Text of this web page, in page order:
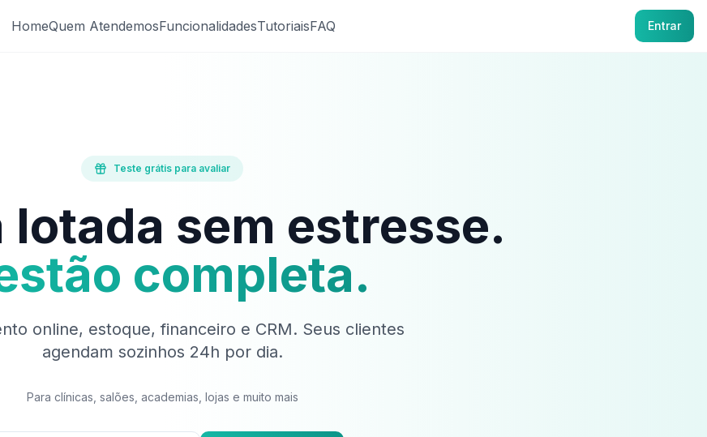
HomeQuem AtendemosFuncionalidadesTutoriaisFAQ Entrar
Teste grátis para avaliar
lotada sem estresse.
completa.
online, estoque, financeiro e CRM. Seus clientes
agendam sozinhos 24h por dia.
Para clínicas, salões, academias, lojas e muito mais